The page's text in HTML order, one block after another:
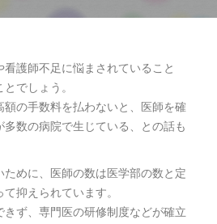
護師不足に悩まされていること
でしょう。
額の手数料を払わないと、医師を確
数の病院で生じている、との話も
ために、医師の数は医学部の数と定
抑えられています。
きず、専門医の研修制度などが確立